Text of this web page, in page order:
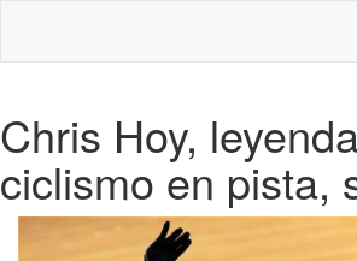
Chris Hoy,
ciclismo en pista,